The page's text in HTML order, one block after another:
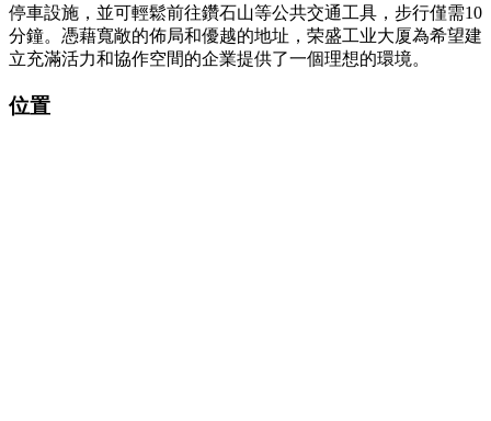
停車設施，並可輕鬆前往鑽石山等公共交通工具，步行僅需10
分鐘。憑藉寬敞的佈局和優越的地址，荣盛工业大厦為希望建
立充滿活力和協作空間的企業提供了一個理想的環境。
位置